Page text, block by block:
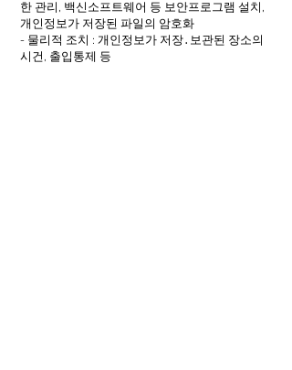
한 관리, 백신소프트웨어 등 보안프로그램 설치,
개인정보가 저장된 파일의 암호화
- 물리적 조치 : 개인정보가 저장․보관된 장소의
시건, 출입통제 등